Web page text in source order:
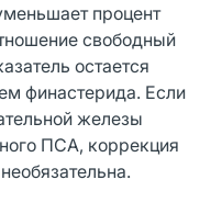
процент
свободный
остается
финастерида. Если
железы
ПСА, коррекция